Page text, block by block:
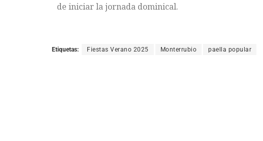
de iniciar la jornada dominical.
Etiquetas: Fiestas Verano 2025 Monterrubio paella popular